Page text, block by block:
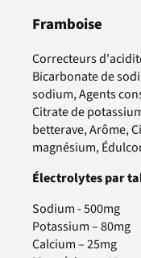
Framboise
Correcteurs
Bicarbonate de
sodium, Agents
Citrate de
betterave, Arôme,
magnésium,
Électrolytes par
Sodium - 500mg
Potassium – 80mg
Calcium – 25mg